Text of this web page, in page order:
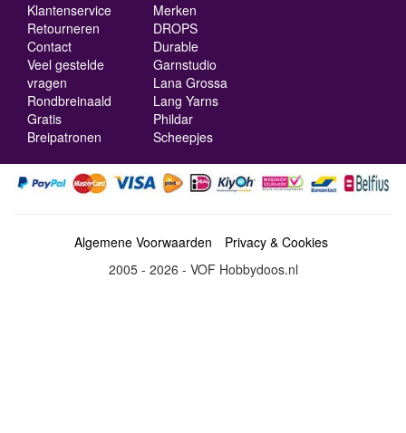
Klantenservice
Retourneren
Contact
Veel gestelde
vragen
Rondbreinaald
Gratis
Breipatronen
Merken
DROPS
Durable
Garnstudio
Lana Grossa
Lang Yarns
Phildar
Scheepjes
Algemene Voorwaarden
Privacy & Cookies
2005 - 2026 - VOF Hobbydoos.nl